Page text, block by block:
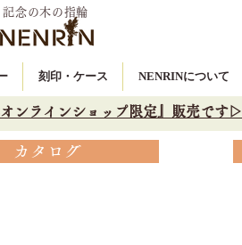
記念の木の指輪
刻印・ケース NENRINについて
ンラインショップ限定』販売です▷
カタログ